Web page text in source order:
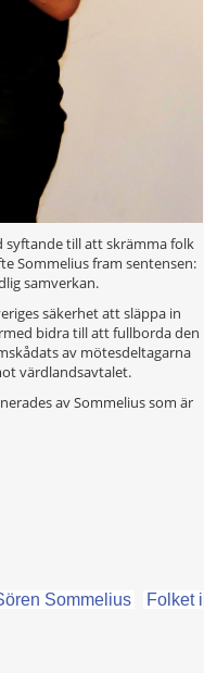
syftande till att skrämma folk
Sommelius fram sentensen:
samverkan.
säkerhet att släppa in
bidra till att fullborda den
av mötesdeltagarna
värdlandsavtalet.
av Sommelius som är
Sommelius
Folket i